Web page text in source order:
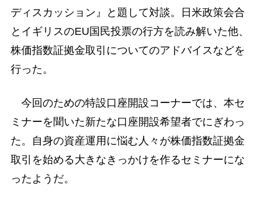
ディスカッション』と題して対談。日米政策会合
とイギリスのEU国民投票の行方を読み解いた他、
株価指数証拠金取引についてのアドバイスなどを
行った。
今回のための特設口座開設コーナーでは、本セ
ミナーを聞いた新たな口座開設希望者でにぎわっ
た。自身の資産運用に悩む人々が株価指数証拠金
取引を始める大きなきっかけを作るセミナーにな
ったようだ。